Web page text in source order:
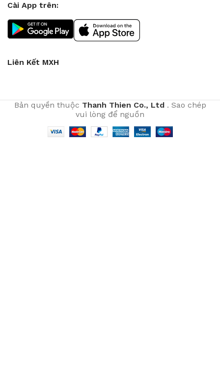
Cài App trên:
Liên Kết MXH
Bản quyền thuộc Thanh Thien Co., Ltd. Sao chép
vui lòng để nguồn